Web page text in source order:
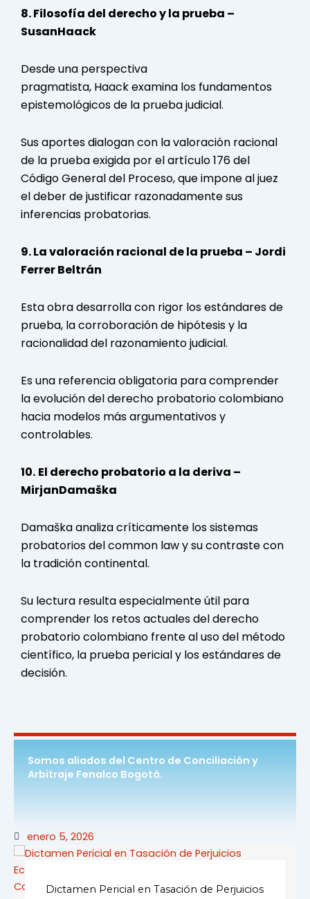
8. Filosofía del derecho y la prueba –
SusanHaack
Desde una perspectiva
pragmatista, Haack examina los fundamentos
epistemológicos de la prueba judicial.
Sus aportes dialogan con la valoración racional
de la prueba exigida por el artículo 176 del
Código General del Proceso, que impone al juez
el deber de justificar razonadamente sus
inferencias probatorias.
9. La valoración racional de la prueba – Jordi
Ferrer Beltrán
Esta obra desarrolla con rigor los estándares de
prueba, la corroboración de hipótesis y la
racionalidad del razonamiento judicial.
Es una referencia obligatoria para comprender
la evolución del derecho probatorio colombiano
hacia modelos más argumentativos y
controlables.
10. El derecho probatorio a la deriva –
MirjanDamaška
Damaška analiza críticamente los sistemas
probatorios delcommon lawy su contraste con
la tradición continental.
Su lectura resulta especialmente útil para
comprender los retos actuales del derecho
probatorio colombiano frente al uso del método
científico, la prueba pericial y los estándares de
decisión.
Somos aliados del Centro de Conciliación y
Arbitraje Fenalco Bogotá.
enero 5, 2026
Dictamen Pericial en Tasación de Perjuicios